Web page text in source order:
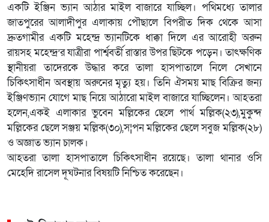
একটি ইঞ্জিন ভ্যান আঠার মাইল বাজারে যাচ্ছিল। পথিমধ্যে তালার
জাতপুরের আলাদীপুর এলাকায় পৌছালে বিপরীত দিক থেকে আসা
দ্রুতগামীর একটি মহেন্দ্র ভ্যানটিকে ধাক্কা দিলে এর আরোহী অরুন
রায়সহ মহেন্দ্র’র যাত্রীরা পার্শ্ববর্তী রাস্তার উপর ছিটকে পড়েন। তাৎক্ষণিক
স্থানীয়রা তাদেরকে উদ্ধার করে তালা হাসপাতালে নিলে সেখানে
চিকিৎসাধীন অবস্থায় অরুনের মৃত্যু হয়। তিনি ঐসময় মাছ বিক্রির জন্য
ইঞ্জিণভ্যান যোগে মাছ নিয়ে আঠারো মাইল বাজারে যাচ্ছিলেন। আহতরা
হলেন,একই এলাকার ভুবেন মল্লিকের ছেলে পার্থ মল্লিক(২৩),মুকুন্দ
মল্লিকের ছেলে সঞ্জয় মল্লিক(৩০),স¦পন মল্লিকের ছেলে সবুজ মল্লিক(২৮)
ও অজ্ঞাত ভ্যান চালক।
আহতরা তালা হাসপাতালে চিকিৎসাধীন রয়েছে। তালা থানার ওসি
মেহেদি রাসেল দূঘটনার বিষয়টি নিশ্চিত করেছেন।